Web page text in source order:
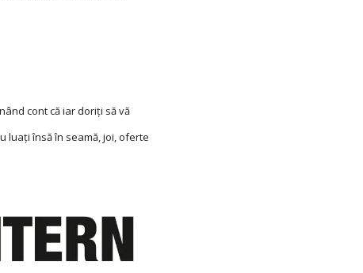
cont că iar doriţi să vă
luaţi însă în seamă, joi, oferte